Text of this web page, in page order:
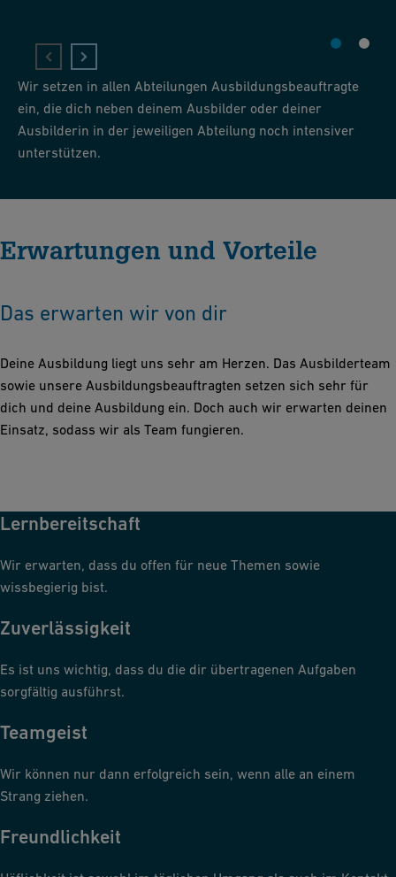
Wir setzen in allen Abteilungen Ausbildungsbeauftragte
ein, die dich neben deinem Ausbilder oder deiner
Ausbilderin in der jeweiligen Abteilung noch intensiver
unterstützen.
Erwartungen und Vorteile
Das erwarten wir von dir
Deine Ausbildung liegt uns sehr am Herzen. Das Ausbilderteam
sowie unsere Ausbildungsbeauftragten setzen sich sehr für
dich und deine Ausbildung ein. Doch auch wir erwarten deinen
Einsatz, sodass wir als Team fungieren.
Lernbereitschaft
Wir erwarten, dass du offen für neue Themen sowie
wissbegierig bist.
Zuverlässigkeit
Es ist uns wichtig, dass du die dir übertragenen Aufgaben
sorgfältig ausführst.
Teamgeist
Wir können nur dann erfolgreich sein, wenn alle an einem
Strang ziehen.
Freundlichkeit